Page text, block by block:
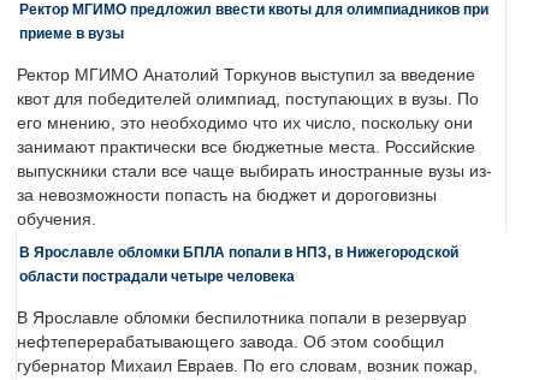
Ректор МГИМО предложил ввести квоты для олимпиадников при
приеме в вузы
Ректор МГИМО Анатолий Торкунов выступил за введение
квот для победителей олимпиад, поступающих в вузы. По
его мнению, это необходимо что их число, поскольку они
занимают практически все бюджетные места. Российские
выпускники стали все чаще выбирать иностранные вузы из-
за невозможности попасть на бюджет и дороговизны
обучения.
В Ярославле обломки БПЛА попали в НПЗ, в Нижегородской
области пострадали четыре человека
В Ярославле обломки беспилотника попали в резервуар
нефтеперерабатывающего завода. Об этом сообщил
губернатор Михаил Евраев. По его словам, возник пожар,